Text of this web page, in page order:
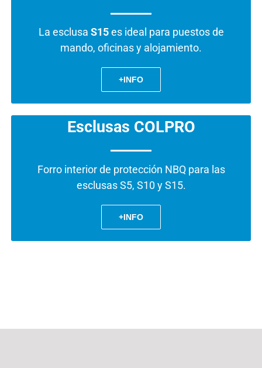
La esclusa S15es ideal para puestos de
mando, oficinas y alojamiento.
+INFO
Esclusas COLPRO
Forro interior de protección NBQ para las
esclusas S5, S10 y S15.
+INFO